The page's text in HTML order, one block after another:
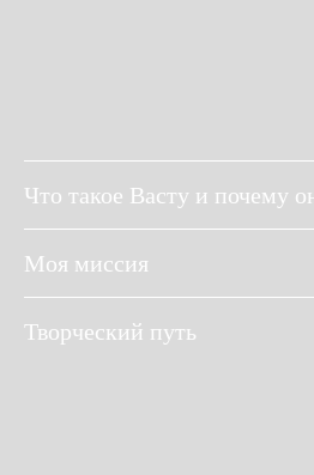
Что такое Васту и почему
Моя миссия
Творческий путь